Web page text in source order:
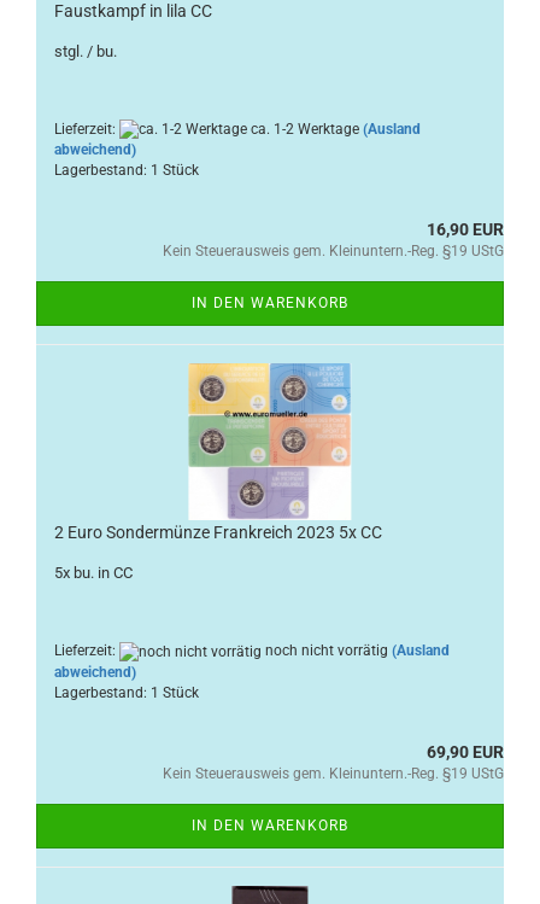
Faustkampf in lila CC
stgl. / bu.
Lieferzeit: ca. 1-2 Werktage (Ausland
abweichend)
Lagerbestand: 1 Stück
16,90 EUR
Kein Steuerausweis gem. Kleinuntern.-Reg. §19 UStG
IN DEN WARENKORB
2 Euro Sondermünze Frankreich 2023 5x CC
5x bu. in CC
Lieferzeit: noch nicht vorrätig (Ausland
abweichend)
Lagerbestand: 1 Stück
69,90 EUR
Kein Steuerausweis gem. Kleinuntern.-Reg. §19 UStG
IN DEN WARENKORB